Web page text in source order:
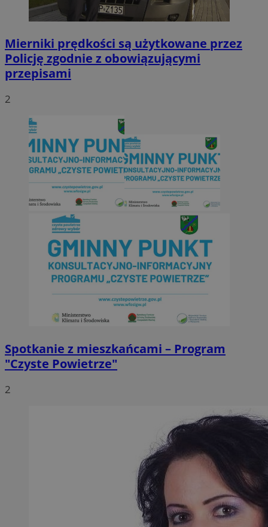
Mierniki prędkości są użytkowane przez
Policję zgodnie z obowiązującymi
przepisami
2
Spotkanie z mieszkańcami – Program
"Czyste Powietrze"
2